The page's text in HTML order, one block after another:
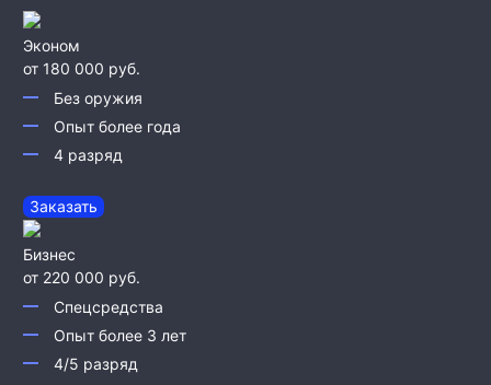
Эконом
от 180 000 руб.
Без оружия
Опыт более года
4 разряд
Заказать
Бизнес
от 220 000 руб.
Спецсредства
Опыт более 3 лет
4/5 разряд